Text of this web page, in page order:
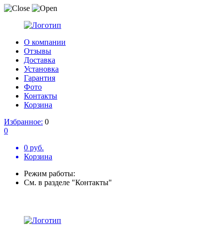
О компании
Отзывы
Доставка
Установка
Гарантия
Фото
Контакты
Корзина
Избранное: 0
0
0 руб.
Корзина
Режим работы:
См. в разделе "Контакты"